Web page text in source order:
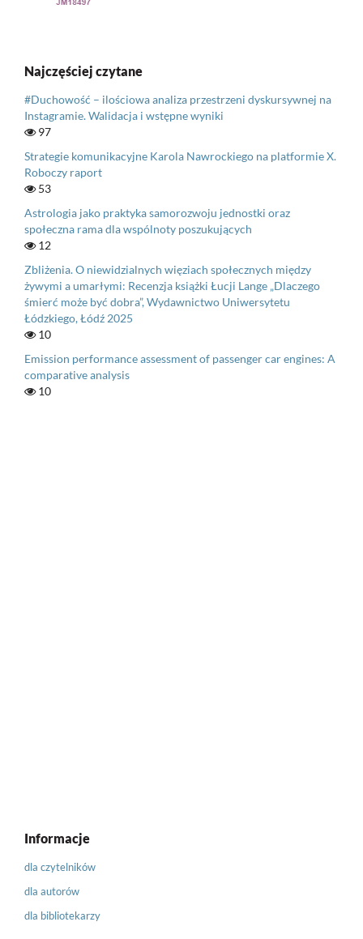
Najczęściej czytane
#Duchowość – ilościowa analiza przestrzeni dyskursywnej na
Instagramie. Walidacja i wstępne wyniki
97
Strategie komunikacyjne Karola Nawrockiego na platformie X.
Roboczy raport
53
Astrologia jako praktyka samorozwoju jednostki oraz
społeczna rama dla wspólnoty poszukujących
12
Zbliżenia. O niewidzialnych więziach społecznych między
żywymi a umarłymi: Recenzja książki Łucji Lange „Dlaczego
śmierć może być dobra”, Wydawnictwo Uniwersytetu
Łódzkiego, Łódź 2025
10
Emission performance assessment of passenger car engines: A
comparative analysis
10
Informacje
dla czytelników
dla autorów
dla bibliotekarzy